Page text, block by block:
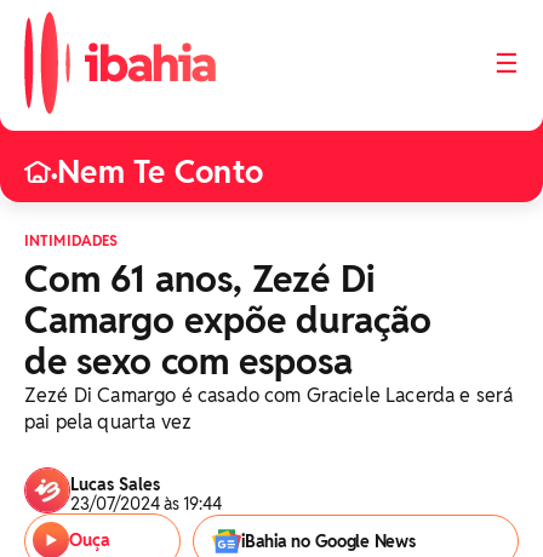
☰
•Nem Te Conto
INTIMIDADES
Com 61 anos, Zezé Di
Camargo expõe duração
de sexo com esposa
Zezé Di Camargo é casado com Graciele Lacerda e será
pai pela quarta vez
Lucas Sales
23/07/2024 às 19:44
Ouça
iBahia no Google News